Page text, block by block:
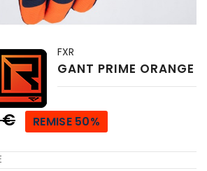
FXR
GANT PRIME ORANGE
€ REMISE 50%